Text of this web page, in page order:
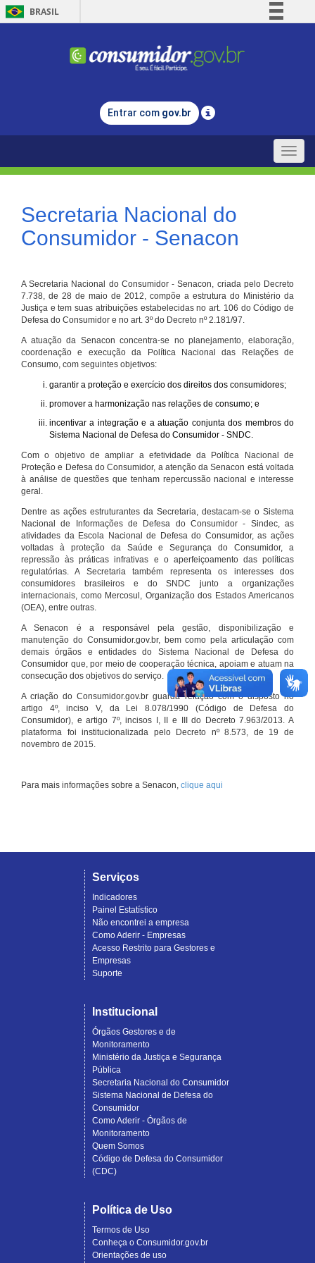
BRASIL
Comunica BR
Legislação
Entrar com gov.br
Toggle
Secretaria Nacional do
Consumidor - Senacon
A Secretaria Nacional do Consumidor - Senacon, criada pelo Decreto
7.738, de 28 de maio de 2012, compõe a estrutura do Ministério da
Justiça e tem suas atribuições estabelecidas no art. 106 do Código de
Defesa do Consumidor e no art. 3º do Decreto nº 2.181/97.
A atuação da Senacon concentra-se no planejamento, elaboração,
coordenação e execução da Política Nacional das Relações de
Consumo, com seguintes objetivos:
garantir a proteção e exercício dos direitos dos consumidores;
promover a harmonização nas relações de consumo; e
incentivar a integração e a atuação conjunta dos membros do
Sistema Nacional de Defesa do Consumidor - SNDC.
Com o objetivo de ampliar a efetividade da Política Nacional de
Proteção e Defesa do Consumidor, a atenção da Senacon está voltada
à análise de questões que tenham repercussão nacional e interesse
geral.
Dentre as ações estruturantes da Secretaria, destacam-se o Sistema
Nacional de Informações de Defesa do Consumidor - Sindec, as
atividades da Escola Nacional de Defesa do Consumidor, as ações
voltadas à proteção da Saúde e Segurança do Consumidor, a
repressão às práticas infrativas e o aperfeiçoamento das políticas
regulatórias. A Secretaria também representa os interesses dos
consumidores brasileiros e do SNDC junto a organizações
internacionais, como Mercosul, Organização dos Estados Americanos
(OEA), entre outras.
A Senacon é a responsável pela gestão, disponibilização e
manutenção do Consumidor.gov.br, bem como pela articulação com
demais órgãos e entidades do Sistema Nacional de Defesa do
Consumidor que, por meio de cooperação técnica, apoiam e atuam na
consecução dos objetivos do serviço.
A criação do Consumidor.gov.br guarda relação com o disposto no
artigo 4º, inciso V, da Lei 8.078/1990 (Código de Defesa do
Consumidor), e artigo 7º, incisos I, II e III do Decreto 7.963/2013. A
plataforma foi institucionalizada pelo Decreto nº 8.573, de 19 de
novembro de 2015.
Para mais informações sobre a Senacon, clique aqui
Serviços
Indicadores
Painel Estatístico
Não encontrei a empresa
Como Aderir - Empresas
Acesso Restrito para Gestores e
Empresas
Suporte
Institucional
Órgãos Gestores e de
Monitoramento
Ministério da Justiça e Segurança
Pública
Secretaria Nacional do Consumidor
Sistema Nacional de Defesa do
Consumidor
Como Aderir - Órgãos de
Monitoramento
Quem Somos
Código de Defesa do Consumidor
(CDC)
Política de Uso
Termos de Uso
Conheça o Consumidor.gov.br
Orientações de uso